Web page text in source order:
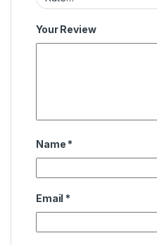
Your Review
Name *
Email *